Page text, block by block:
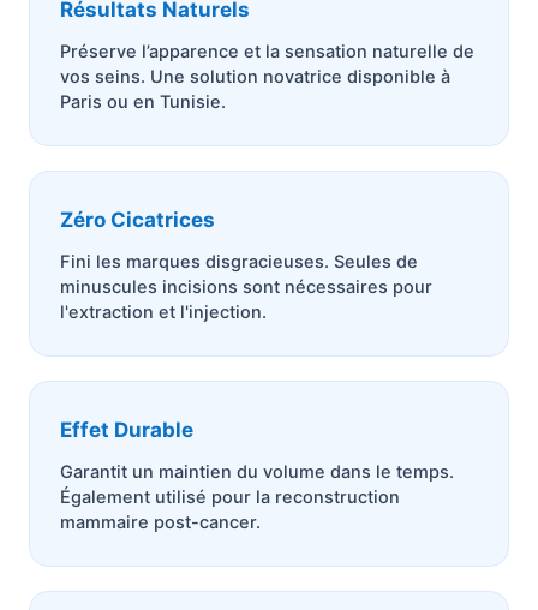
Résultats Naturels
Préserve l’apparence et la sensation naturelle de
vos seins. Une solution novatrice disponible à
Paris ou en Tunisie.
Zéro Cicatrices
Fini les marques disgracieuses. Seules de
minuscules incisions sont nécessaires pour
l'extraction et l'injection.
Effet Durable
Garantit un maintien du volume dans le temps.
Également utilisé pour la reconstruction
mammaire post-cancer.